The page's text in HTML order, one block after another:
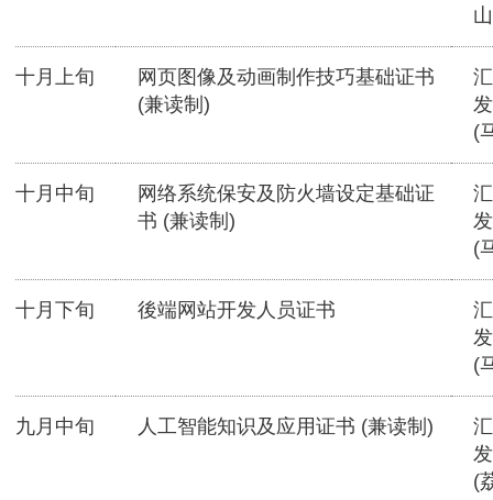
十月上旬
网页图像及动画制作技巧基础证书
(兼读制)
(
十月中旬
网络系统保安及防火墙设定基础证
书 (兼读制)
(
十月下旬 後端网站开发人员证书
(
九月中旬 人工智能知识及应用证书 (兼读制)
(